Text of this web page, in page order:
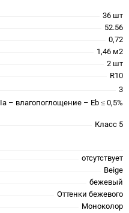
36 шт
52.56
0,72
1,46 м2
2 шт
R10
3
– влагопоглощение – Eb ≤ 0,5%
Класс 5
отсутствует
Beige
бежевый
Оттенки бежевого
Моноколор